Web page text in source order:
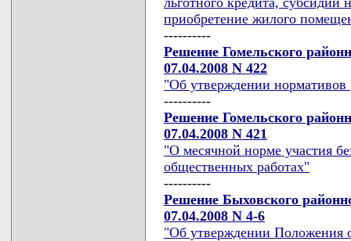
приобретение жилого
----------
Решение Гомельского
07.04.2008 N 422
"Об утверждении нормативов
----------
Решение Гомельского
07.04.2008 N 421
"О месячной норме участия
общественных работах"
----------
Решение Быховского
07.04.2008 N 4-6
"Об утверждении Положения